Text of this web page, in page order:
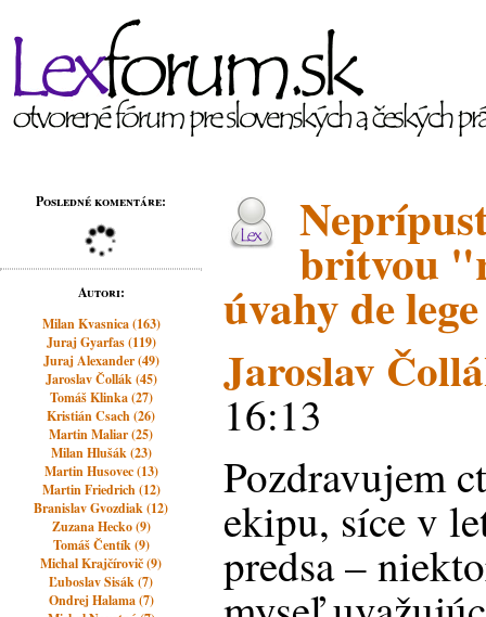
Posledné komentáre:
Autori:
Milan Kvasnica (163)
Juraj Gyarfas (119)
Juraj Alexander (49)
Jaroslav Čollák (45)
Tomáš Klinka (27)
Kristián Csach (26)
Martin Maliar (25)
Milan Hlušák (23)
Martin Husovec (13)
Martin Friedrich (12)
Branislav Gvozdiak (12)
Zuzana Hecko (9)
Tomáš Čentík (9)
Michal Krajčírovič (9)
Ľuboslav Sisák (7)
Ondrej Halama (7)
britvou
úvahy de
Jaroslav
16:13
Pozdravujem
ekipu, síce v
predsa –